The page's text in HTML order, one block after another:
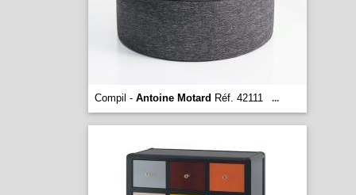
Compil - Antoine Motard Réf. 42111 ...